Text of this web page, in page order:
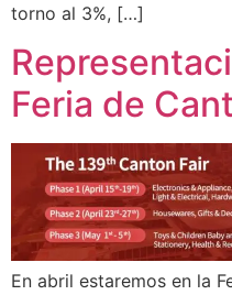
torno al 3%, […]
Feria de
En abril estaremos en la